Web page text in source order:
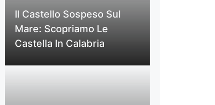
Il Castello Sospeso Sul
Mare: Scopriamo Le
Castella In Calabria